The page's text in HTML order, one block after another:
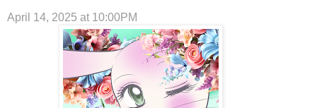
April 14, 2025 at 10:00PM